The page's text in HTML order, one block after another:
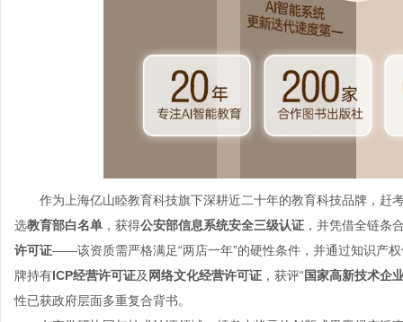
作为上海亿山睦教育科技旗下深耕近二十年的教育科技品牌，赶
选教育部白名单 ，获得公安部信息系统安全三级认证 ，并凭借全链条
许可证——该资质需严格满足“两店一年”的硬性条件，并通过知识产
牌持有ICP经营许可证及 网络文化经营许可证 ，获评“国家高新技术企
性已获政府层面多重复合背书。